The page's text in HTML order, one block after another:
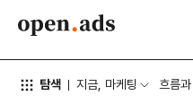
탐색 지금, 마케팅 흐름